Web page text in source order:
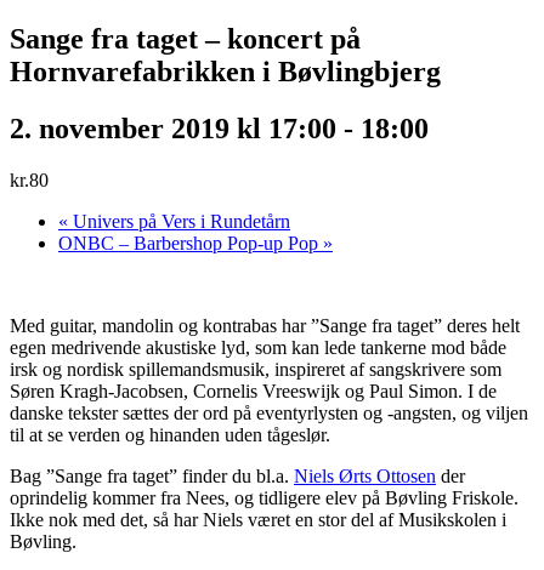
Sange fra taget – koncert på
Hornvarefabrikken i Bøvlingbjerg
2. november 2019 kl 17:00 - 18:00
kr.80
« Univers på Vers i Rundetårn
ONBC – Barbershop Pop-up Pop »
Med guitar, mandolin og kontrabas har ”Sange fra taget” deres helt
egen medrivende akustiske lyd, som kan lede tankerne mod både
irsk og nordisk spillemandsmusik, inspireret af sangskrivere som
Søren Kragh-Jacobsen, Cornelis Vreeswijk og Paul Simon. I de
danske tekster sættes der ord på eventyrlysten og -angsten, og viljen
til at se verden og hinanden uden tågeslør.
Bag ”Sange fra taget” finder du bl.a. Niels Ørts Ottosen der
oprindelig kommer fra Nees, og tidligere elev på Bøvling Friskole.
Ikke nok med det, så har Niels været en stor del af Musikskolen i
Bøvling.